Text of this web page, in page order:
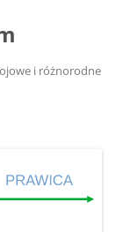
i różnorodne